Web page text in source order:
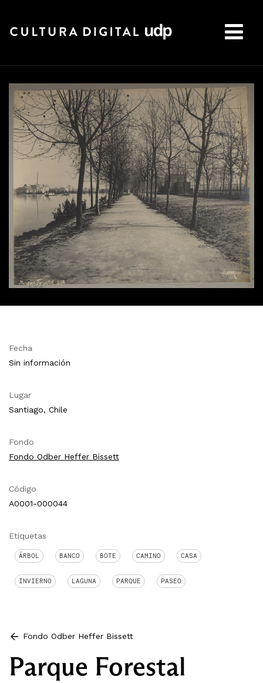
Fecha
Sin información
Lugar
Santiago, Chile
Fondo
Fondo Odber Heffer Bissett
Código
A0001-000044
Etiquetas
ÁRBOL BANCO BOTE CAMINO CASA
INVIERNO LAGUNA PARQUE PASEO
Fondo Odber Heffer Bissett
Parque Forestal